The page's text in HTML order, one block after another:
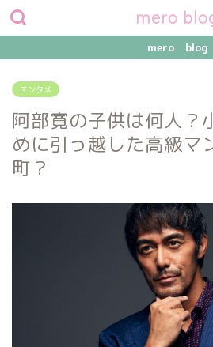
mero
mero blog
エンタメ
阿部寛の子供は何人？
めに引っ越した高級マ
町？